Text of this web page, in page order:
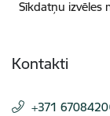
Sīkdatņu izvēles
Kontakti
+371